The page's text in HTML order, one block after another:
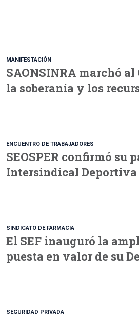
MANIFESTACIÓN
SAONSINRA marchó
la soberanía y los
ENCUENTRO DE TRABAJADORES
SEOSPER confirmó su
Intersindical
SINDICATO DE FARMACIA
El SEF inauguró la
puesta en valor de su
SEGURIDAD PRIVADA